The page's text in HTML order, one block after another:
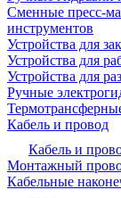
Сменные пресс-
инструментов
Устройства для
Устройства для
Устройства для
Ручные
Кабель и провод
Кабель и
Монтажный
Кабельные